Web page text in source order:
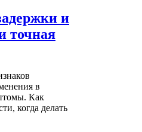
и
точная
в
Как
когда делать